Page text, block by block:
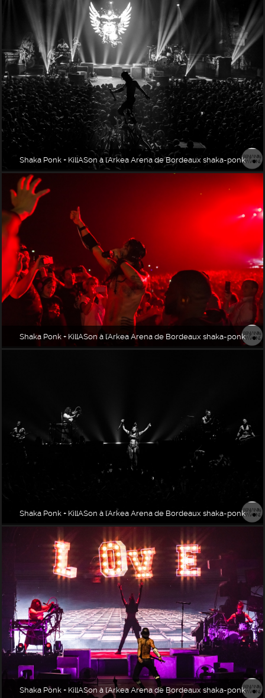
Shaka Ponk + KillASon à l'Arkea Arena de Bordeaux shaka-ponk
Shaka Ponk + KillASon à l'Arkea Arena de Bordeaux shaka-ponk
Shaka Ponk + KillASon à l'Arkea Arena de Bordeaux shaka-ponk
Shaka Ponk + KillASon à l'Arkea Arena de Bordeaux shaka-ponk